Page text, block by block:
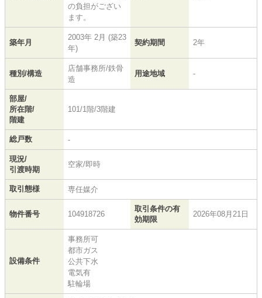
の負担がござい
ます。
築年月
2003年 2月 (築23
年)
契約期間 2年
種別/構造
店舗事務所/鉄骨
造
用途地域 -
部屋/
所在階/
階建
101/1階/3階建
総戸数 -
現況/
引渡時期
空家/即時
取引態様 専任媒介
物件番号 104918726
取引条件の有
効期限
2026年08月21日
設備条件
事務所可
都市ガス
公共下水
電気有
駐輪場